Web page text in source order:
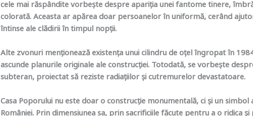
cele mai răspândite vorbește despre apariția unei fantome tinere,
colorată. Aceasta ar apărea doar persoanelor în uniformă, cerând
întinse ale clădirii în timpul nopții.
Alte zvonuri menționează existența unui cilindru de oțel îngropat în
ascunde planurile originale ale construcției. Totodată, se vorbește
subteran, proiectat să reziste radiațiilor și cutremurelor devastatoare.
Casa Poporului nu este doar o construcție monumentală, ci și un simbol